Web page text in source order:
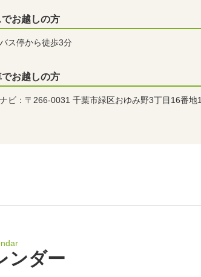
お越しの方
ス停から徒歩3分
でお越しの方
ビ：〒266-0031 千葉市緑区おゆみ野3丁目16番地1
ンダー